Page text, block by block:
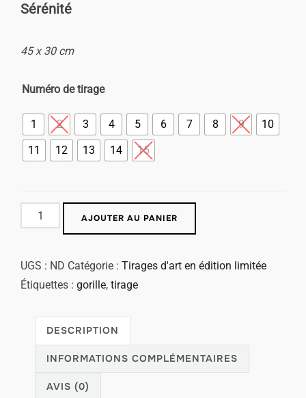
Sérénité
45 x 30 cm
Numéro de tirage
1 2 3 4 5 6 7 8 9
10
11
12 13 14 15
AJOUTER AU PANIER
UGS : ND Catégorie : Tirages d'art en édition limitée
Étiquettes : gorille, tirage
DESCRIPTION
INFORMATIONS COMPLÉMENTAIRES
AVIS (0)